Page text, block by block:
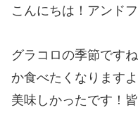
こんにちは！アンド
グラコロの季節です
か食べたくなりますよ
美味しかったです！